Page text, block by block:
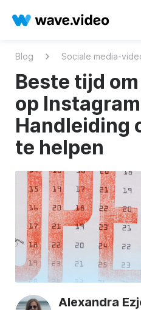
Blog Sociale media-
Beste tijd
op
Handleiding
te helpen
Alexandra